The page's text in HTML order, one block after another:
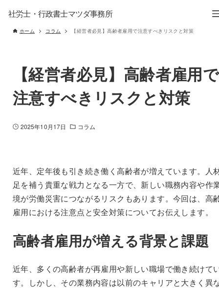
社労士・行政書士マツダ事務所
ホーム コラム 【経営者必見】高齢者雇用で注意すべきリスクと対策
【経営者必見】高齢者雇用で
注意すべきリスクと対策
2025年10月17日 コラム
近年、定年後も引き続き働く高齢者が増えています。人
足を補う貴重な戦力となる一方で、新しい職務内容や作
境が労働災害につながるリスクもあります。今回は、高
雇用における注意点と安全対策についてお伝えします。
高齢者雇用が増える背景と課題
近年、多くの高齢者が再雇用や新しい職場で働き続けて
す。しかし、その業務内容は以前のキャリアと大きく異